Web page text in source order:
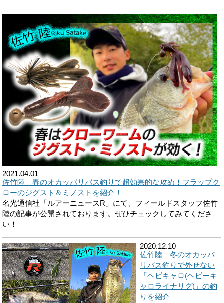
2021.04.01
佐竹陸 春のオカッパリバス釣りで超効果的な攻め！フラップク
ローのジグスト＆ミノストを紹介！
名光通信社「ルアーニュースR」にて、フィールドスタッフ佐竹
陸の記事が公開されております。ぜひチェックしてみてくださ
い！
2020.12.10
佐竹陸 冬のオカッパ
リバス釣りで外せない
「ヘビキャロ(ヘビーキ
ャロライナリグ)」の釣
りを紹介